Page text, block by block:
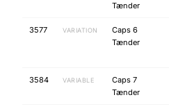
Tænder
3577 VARIATION
Caps 6
Tænder
3584 VARIABLE
Caps 7
Tænder